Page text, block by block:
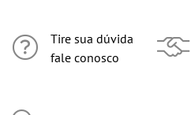
Tire sua dúvida
fale conosco